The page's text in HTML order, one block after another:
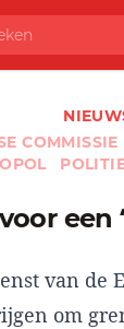
COMMISSIE
een
van de
om